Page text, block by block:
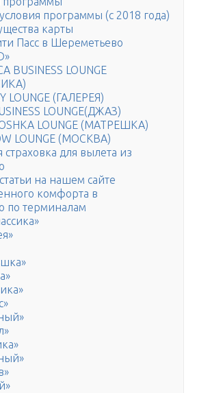
программы (с 2018 года)
карты
Пасс в Шереметьево
BUSINESS LOUNGE
LOUNGE (ГАЛЕРЕЯ)
LOUNGE(ДЖАЗ)
LOUNGE (МАТРЕШКА)
LOUNGE (МОСКВА)
для вылета из
на нашем сайте
комфорта в
по терминалам